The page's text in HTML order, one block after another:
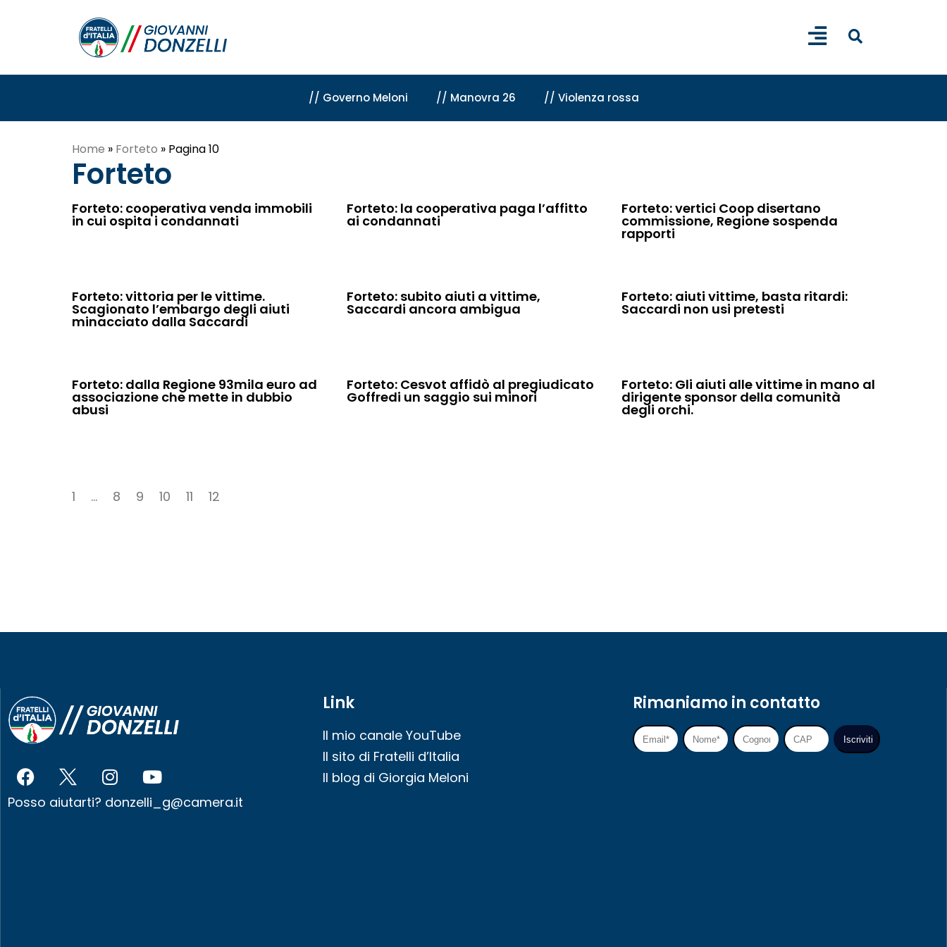
// Governo Meloni // Manovra 26 // Violenza rossa
Home » Forteto » Pagina 10
Forteto
Forteto: cooperativa venda immobili
in cui ospita i condannati
Forteto: la cooperativa paga l’affitto
ai condannati
Forteto: vertici Coop disertano
commissione, Regione sospenda
rapporti
Forteto: vittoria per le vittime.
Scagionato l’embargo degli aiuti
minacciato dalla Saccardi
Forteto: subito aiuti a vittime,
Saccardi ancora ambigua
Forteto: aiuti vittime, basta ritardi:
Saccardi non usi pretesti
Forteto: dalla Regione 93mila euro ad
associazione che mette in dubbio
abusi
Forteto: Cesvot affidò al pregiudicato
Goffredi un saggio sui minori
Forteto: Gli aiuti alle vittime in mano al
dirigente sponsor della comunità
degli orchi.
1 … 8 9 10 11 12
Posso aiutarti? donzelli_g@camera.it
Link
Il mio canale YouTube
Il sito di Fratelli d’Italia
Il blog di Giorgia Meloni
Rimaniamo in contatto